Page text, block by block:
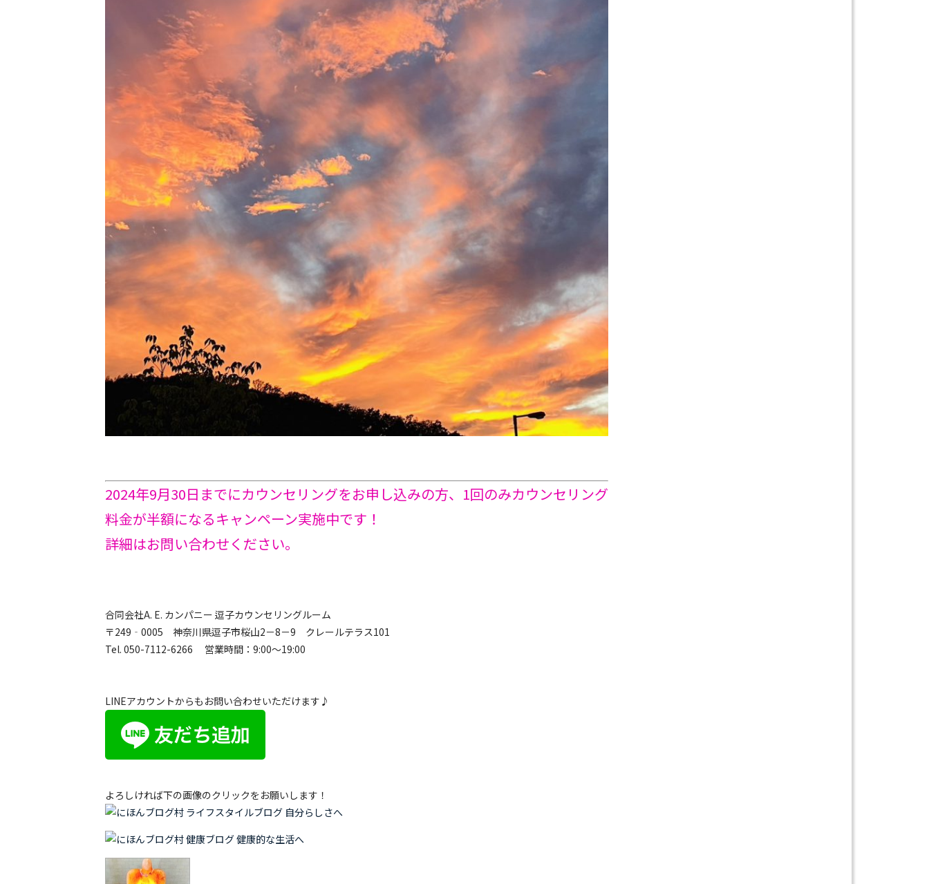
2024年9月30日までにカウンセリングをお申し込みの方、1回のみカウンセリング
料金が半額になるキャンペーン実施中です！
詳細はお問い合わせください。
合同会社A. E. カンパニー 逗子カウンセリングルーム
〒249‐0005 神奈川県逗子市桜山2－8－9 クレールテラス101
Tel. 050-7112-6266 営業時間：9:00～19:00
LINEアカウントからもお問い合わせいただけます♪
よろしければ下の画像のクリックをお願いします！